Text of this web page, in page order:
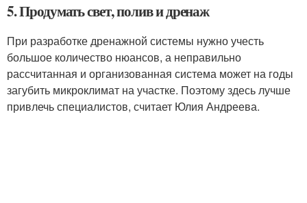
5. Продумать свет, полив и дренаж
При разработке дренажной системы нужно учесть
большое количество нюансов, а неправильно
рассчитанная и организованная система может на годы
загубить микроклимат на участке. Поэтому здесь лучше
привлечь специалистов, считает Юлия Андреева.